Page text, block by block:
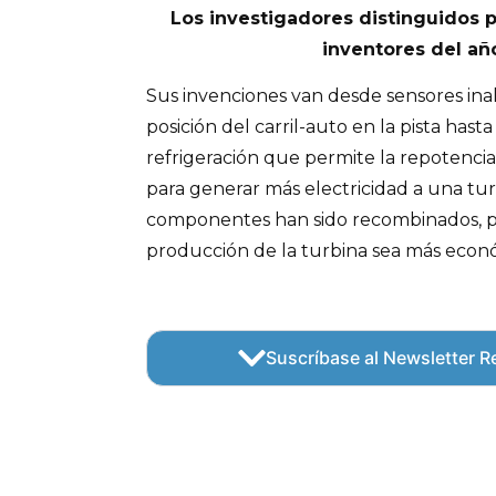
Los investigadores distinguidos
inventores del
Sus invenciones van desde sensores
posición del carril-auto en la pista
refrigeración que permite la
para generar más electricidad a una
componentes han sido recombinados,
producción de la turbina sea más
Suscríbase al Newsletter